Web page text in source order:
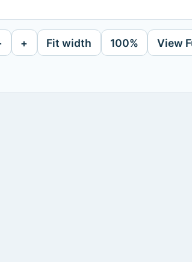
+ Fit width 100% View